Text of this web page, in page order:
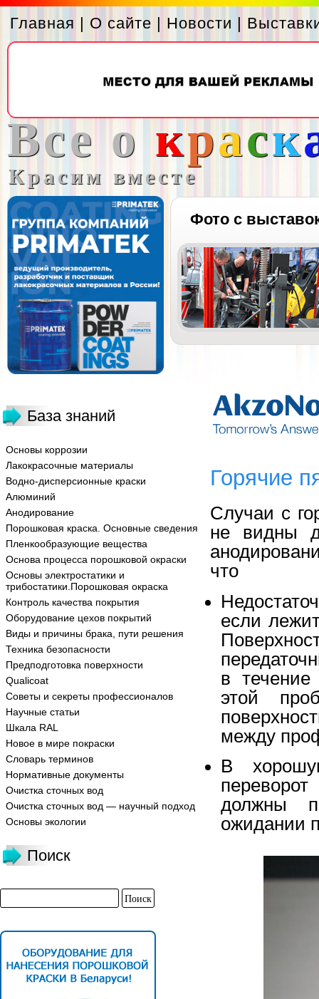
Главная | О сайте | Новости |
Все о краск
Красим вместе
Фото с
База знаний
Основы коррозии
Лакокрасочные материалы
Водно-дисперсионные краски
Алюминий
Анодирование
Порошковая краска. Основные сведения
Пленкообразующие вещества
Основа процесса порошковой окраски
Основы электростатики и
трибостатики.Порошковая окраска
Контроль качества покрытия
Оборудование цехов покрытий
Виды и причины брака, пути решения
Техника безопасности
Предподготовка поверхности
Qualicoat
Советы и секреты профессионалов
Научные статьи
Шкала RAL
Новое в мире покраски
Словарь терминов
Нормативные документы
Очистка сточных вод
Очистка сточных вод — научный подход
Основы экологии
Поиск
Горячие
Случаи с
не видны
что
если
в течение
этой
между
В
должны
ожидании